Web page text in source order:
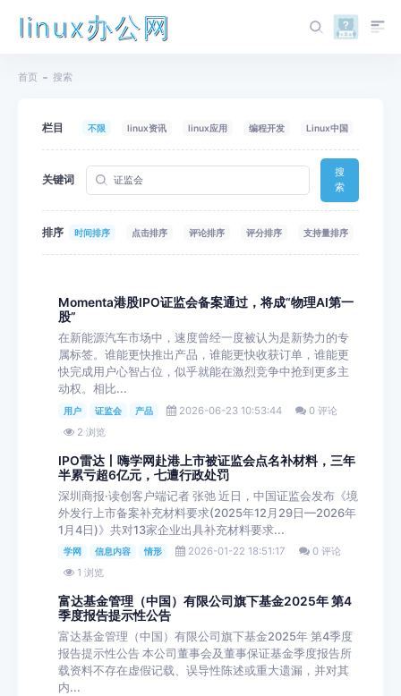
linux办公网
首页 搜索
栏目 不限 linux资讯 linux应用 编程开发 Linux中国
关键词
搜
索
排序 时间排序 点击排序 评论排序 评分排序 支持量排序
Momenta港股IPO证监会备案通过，将成“物理AI第一
股”
在新能源汽车市场中，速度曾经一度被认为是新势力的专
属标签。谁能更快推出产品，谁能更快收获订单，谁能更
快完成用户心智占位，似乎就能在激烈竞争中抢到更多主
动权。相比...
用户 证监会 产品 2026-06-23 10:53:44
0 评论
2 浏览
IPO雷达丨嗨学网赴港上市被证监会点名补材料，三年
半累亏超6亿元，七遭行政处罚
深圳商报·读创客户端记者 张弛 近日，中国证监会发布《境
外发行上市备案补充材料要求(2025年12月29日—2026年
1月4日)》共对13家企业出具补充材料要求...
学网 信息内容 情形 2026-01-22 18:51:17
0 评论
1 浏览
富达基金管理（中国）有限公司旗下基金2025年 第4
季度报告提示性公告
富达基金管理（中国）有限公司旗下基金2025年 第4季度
报告提示性公告 本公司董事会及董事保证基金季度报告所
载资料不存在虚假记载、误导性陈述或重大遗漏，并对其
内...